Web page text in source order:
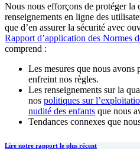
Nous nous efforçons de protéger la
renseignements en ligne des
que d’en assurer la sécurité avec
Rapport d’application des Normes
comprend :
Les mesures que nous avons
enfreint nos règles.
Les renseignements sur la
nos politiques sur
nudité des enfants que nous
Tendances connexes que
Lire notre rapport le plus récent